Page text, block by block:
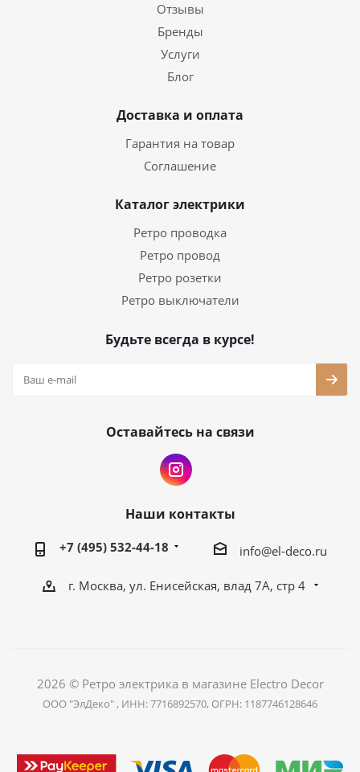
Отзывы
Бренды
Услуги
Блог
Доставка и оплата
Гарантия на товар
Соглашение
Каталог электрики
Ретро проводка
Ретро провод
Ретро розетки
Ретро выключатели
Будьте всегда в курсе!
Оставайтесь на связи
Наши контакты
+7 (495) 532-44-18 info@el-deco.ru
г. Москва, ул. Енисейская, влад 7А, стр 4
2026 © Ретро электрика в магазине Electro Decor
ООО "ЭлДеко" , ИНН: 7716892570, ОГРН: 1187746128646